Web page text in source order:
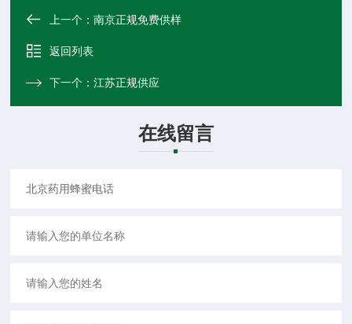
上一个：南京正规免费供样
返回列表
下一个：江苏正规供应
在线留言